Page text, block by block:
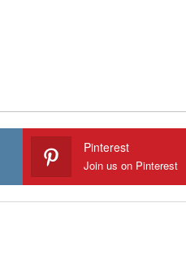
Pinterest
Join us on Pinterest